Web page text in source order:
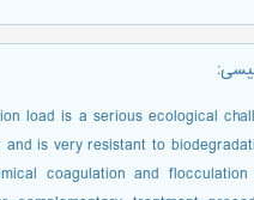
:
load is a serious ecological
is very resistant to
coagulation and